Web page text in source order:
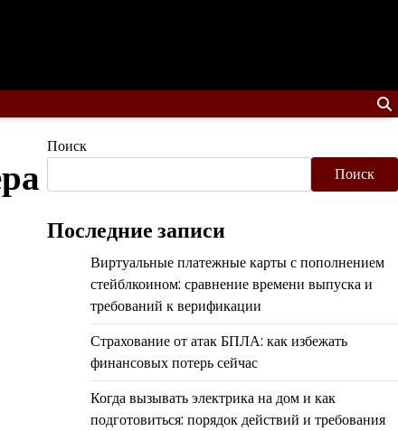
Поиск
Поиск
Последние записи
Виртуальные платежные карты с пополнением
стейблкоином: сравнение времени выпуска и
требований к верификации
Страхование от атак БПЛА: как избежать
финансовых потерь сейчас
Когда вызывать электрика на дом и как
подготовиться: порядок действий и требования